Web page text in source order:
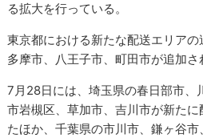
る拡大を行っている。
東京都における新たな配送エリア
多摩市、八王子市、町田市が追加さ
7月28日には、埼玉県の春日部市、
市岩槻区、草加市、吉川市が新た
たほか、千葉県の市川市、鎌ヶ谷